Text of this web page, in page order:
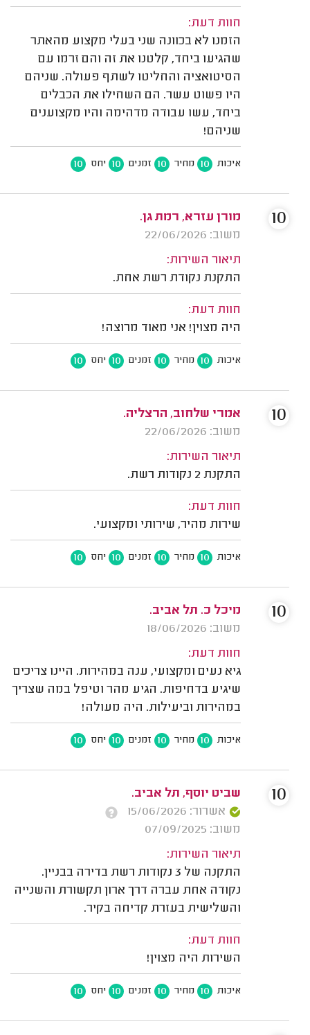
חוות דעת:
הזמנו לא בכוונה שני בעלי מקצוע מהאתר
שהגיעו ביחד, קלטנו את זה והם זרמו עם
הסיטואציה והחליטו לשתף פעולה. שניהם
היו פשוט עשר. הם השחילו את הכבלים
ביחד, עשו עבודה מדהימה והיו מקצוענים
שניהם!
איכות 10 מחיר 10 זמנים 10 יחס 10
מורן עזרא, רמת גן.
משוב: 22/06/2026
תיאור השירות:
התקנת נקודת רשת אחת.
חוות דעת:
היה מצוין! אני מאוד מרוצה!
איכות 10 מחיר 10 זמנים 10 יחס 10
10
אמרי שלחוב, הרצליה.
משוב: 22/06/2026
תיאור השירות:
התקנת 2 נקודות רשת.
חוות דעת:
שירות מהיר, שירותי ומקצועי.
איכות 10 מחיר 10 זמנים 10 יחס 10
10
מיכל כ. תל אביב.
משוב: 18/06/2026
חוות דעת:
גיא נעים ומקצועי, ענה במהירות. היינו צריכים
שיגיע בדחיפות. הגיע מהר וטיפל במה שצריך
במהירות וביעילות. היה מעולה!
איכות 10 מחיר 10 זמנים 10 יחס 10
10
שביט יוסף, תל אביב.
אשרור: 15/06/2026
משוב: 07/09/2025
תיאור השירות:
התקנה של 3 נקודות רשת בדירה בבניין.
נקודה אחת עברה דרך ארון תקשורת והשנייה
והשלישית בעזרת קדיחה בקיר.
חוות דעת:
השירות היה מצוין!
איכות 10 מחיר 10 זמנים 10 יחס 10
10